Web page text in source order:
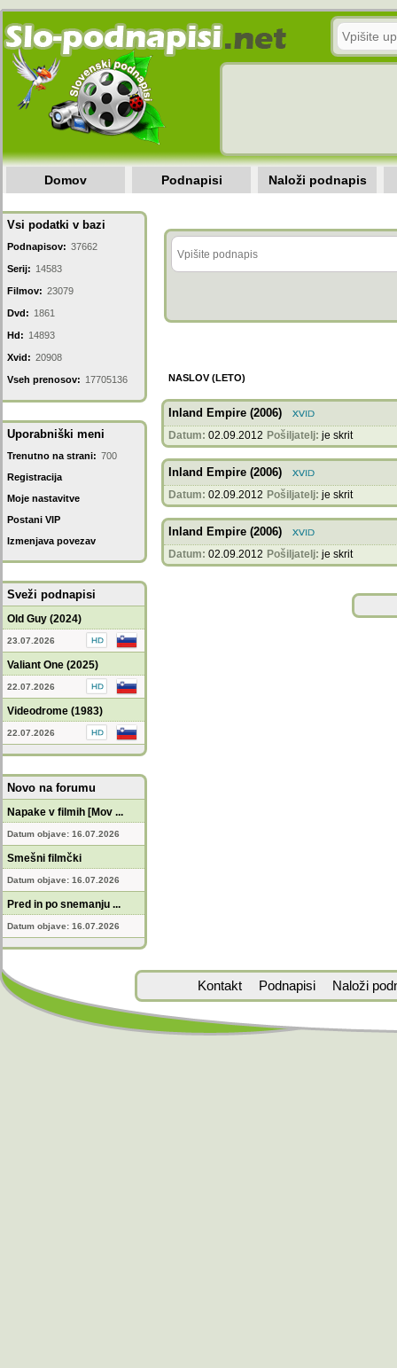
Domov Podnapisi Naloži podnapis
Vsi podatki v bazi
Podnapisov: 37662
Serij: 14583
Filmov: 23079
Dvd: 1861
Hd: 14893
Xvid: 20908
Vseh prenosov: 17705136
Uporabniški meni
Trenutno na strani: 700
Registracija
Moje nastavitve
Postani VIP
Izmenjava povezav
Sveži podnapisi
Old Guy (2024)
23.07.2026
Valiant One (2025)
22.07.2026
Videodrome (1983)
22.07.2026
Novo na forumu
Napake v filmih [Mov ...
Datum objave: 16.07.2026
Smešni filmčki
Datum objave: 16.07.2026
Pred in po snemanju ...
Datum objave: 16.07.2026
NASLOV (LETO)
Inland Empire (2006)
Datum: 02.09.2012 Pošiljatelj: je skrit
Inland Empire (2006)
Datum: 02.09.2012 Pošiljatelj: je skrit
Inland Empire (2006)
Datum: 02.09.2012 Pošiljatelj: je skrit
Kontakt Podnapisi Naloži